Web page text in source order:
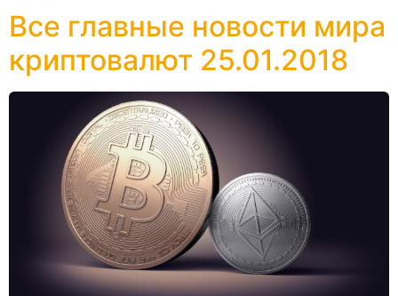
Все главные новости мира
криптовалют 25.01.2018